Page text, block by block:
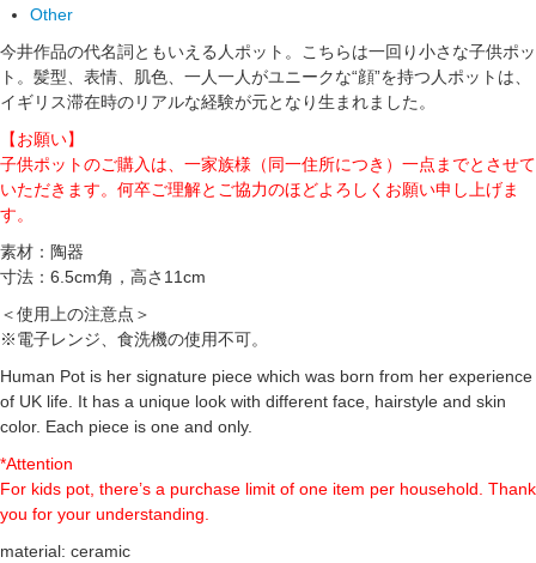
Other
今井作品の代名詞ともいえる人ポット。こちらは一回り小さな子供ポッ
ト。髪型、表情、肌色、一人一人がユニークな“顔”を持つ人ポットは、
イギリス滞在時のリアルな経験が元となり生まれました。
【お願い】
子供ポットのご購入は、一家族様（同一住所につき）一点までとさせて
いただきます。何卒ご理解とご協力のほどよろしくお願い申し上げま
す。
素材：陶器
寸法：6.5cm角，高さ11cm
＜使用上の注意点＞
※電子レンジ、食洗機の使用不可。
Human Pot is her signature piece which was born from her experience
of UK life. It has a unique look with different face, hairstyle and skin
color. Each piece is one and only.
*Attention
For kids pot, there’s a purchase limit of one item per household. Thank
you for your understanding.
material: ceramic